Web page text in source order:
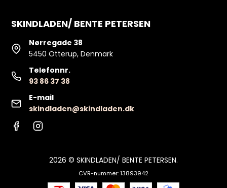
SKINDLADEN/ BENTE PETERSEN
Nørregade 38
5450 Otterup, Denmark
Telefonnr.
93 86 37 38
E-mail
skindladen@skindladen.dk
2026 © SKINDLADEN/ BENTE PETERSEN.
CVR-nummer: 13893942